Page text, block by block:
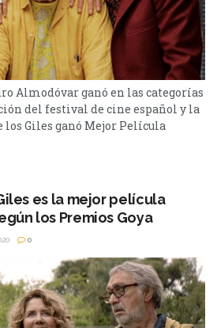
Almodóvar ganó en las categorías
del festival de cine español y la
los Giles ganó Mejor Película
película de Pedro Almodóvar
que recibió: Mejor Película,
Reparto (Julieta Serrano),
es la mejor película
los Premios Goya
0